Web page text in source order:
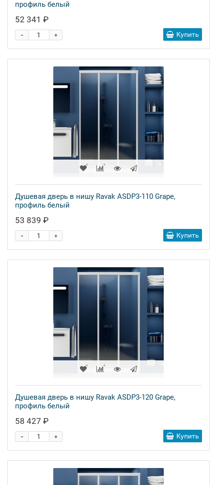
профиль белый
52 341 ₽
+
- Купить
Душевая дверь в нишу Ravak ASDP3-110 Grape,
профиль белый
53 839 ₽
+
- Купить
Душевая дверь в нишу Ravak ASDP3-120 Grape,
профиль белый
58 427 ₽
+
- Купить